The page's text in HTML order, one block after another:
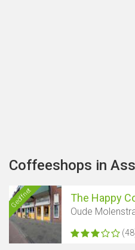
Coffeeshops in
Geöffnet The Happy
Oude